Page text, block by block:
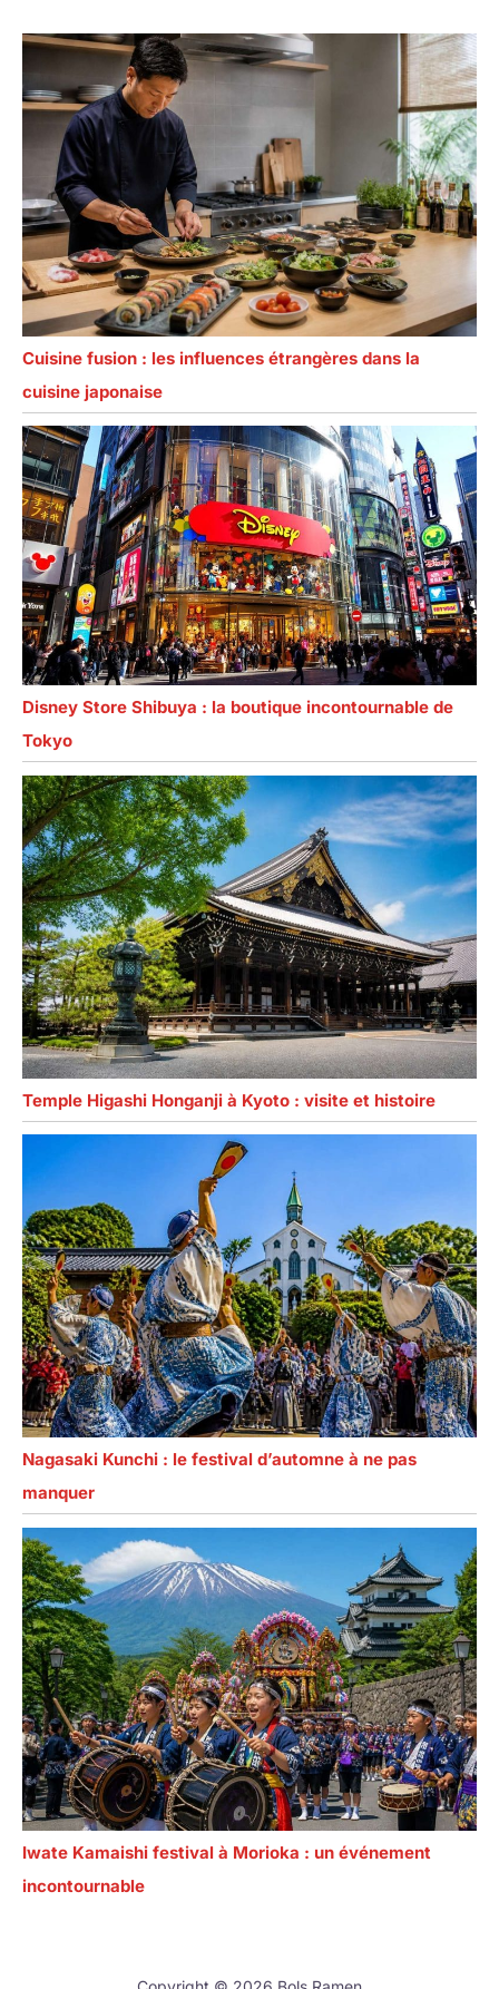
Cuisine fusion : les influences étrangères dans la
cuisine japonaise
Disney Store Shibuya : la boutique incontournable de
Tokyo
Temple Higashi Honganji à Kyoto : visite et histoire
Nagasaki Kunchi : le festival d’automne à ne pas
manquer
Iwate Kamaishi festival à Morioka : un événement
incontournable